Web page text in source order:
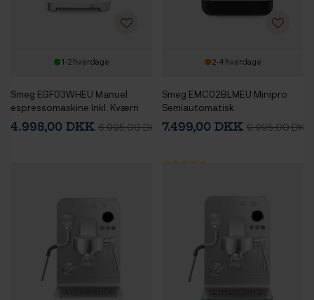
1-2 hverdage
Smeg EGF03WHEU Manuel
espressomaskine Inkl. Kværn
Hvid
4.998,00 DKK 6.995,00 DKK
2-4 hverdage
Smeg EMC02BLMEU Minipro
Semiautomatisk
Espressomaskine Sort
7.499,00 DKK 9.995,00 DKK